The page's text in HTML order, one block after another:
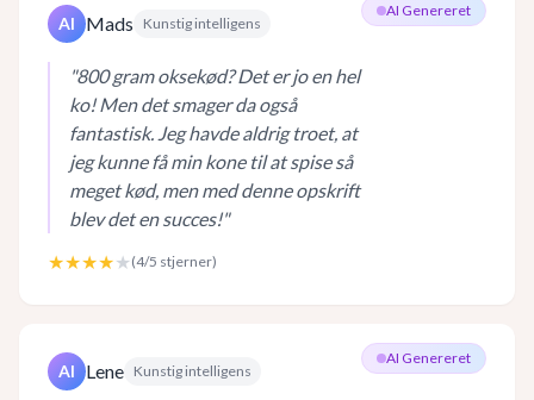
AI Genereret
AI Mads Kunstig intelligens
"800 gram oksekød? Det er jo en hel
ko! Men det smager da også
fantastisk. Jeg havde aldrig troet, at
jeg kunne få min kone til at spise så
meget kød, men med denne opskrift
blev det en succes!"
★★★★★ (4/5 stjerner)
AI Genereret
AI Lene Kunstig intelligens